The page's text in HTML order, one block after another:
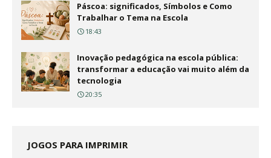
Páscoa: significados, Símbolos e Como
Trabalhar o Tema na Escola
18:43
Inovação pedagógica na escola pública:
transformar a educação vai muito além da
tecnologia
20:35
JOGOS PARA IMPRIMIR